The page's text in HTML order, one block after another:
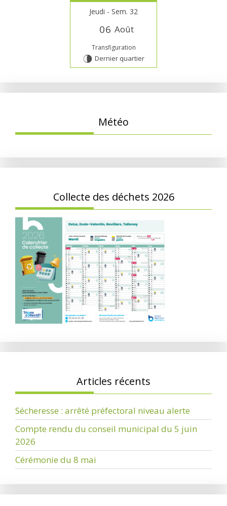
Jeudi - Sem. 32
06 Août
Transfiguration
U Dernier quartier
Météo
Collecte des déchets 2026
Articles récents
Sécheresse : arrêté préfectoral niveau alerte
Compte rendu du conseil municipal du 5 juin
2026
Cérémonie du 8 mai